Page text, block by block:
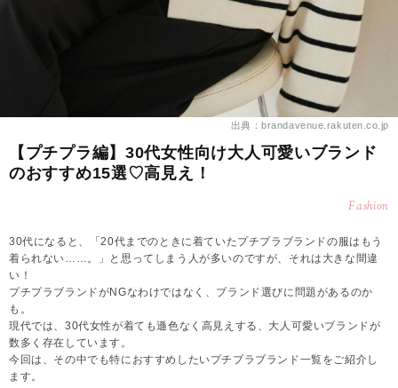
出典：brandavenue.rakuten.co.jp
【プチプラ編】30代女性向け大人可愛いブランド
のおすすめ15選♡高見え！
Fashion
30代になると、「20代までのときに着ていたプチプラブランドの服はもう
着られない……。」と思ってしまう人が多いのですが、それは大きな間違
い！
プチプラブランドがNGなわけではなく、ブランド選びに問題があるのか
も。
現代では、30代女性が着ても遜色なく高見えする、大人可愛いブランドが
数多く存在しています。
今回は、その中でも特におすすめしたいプチプラブランド一覧をご紹介し
ます。